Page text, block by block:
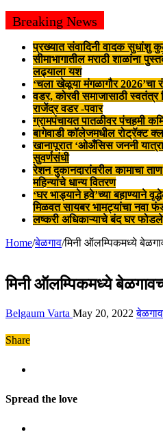
Breaking News
प्रख्यात संवादिनी वादक सुधांशु
सीमाभागातील मराठी शाळांना
लढ्याला यश
‘चला खेळूया मंगळागौर 2026’चा
वडर, कोरवी समाजासाठी स्वतंत्र
राजेंद्र वडर -पवार
ग्रामपंचायत पातळीवर पंचहमी
बागेवाडी कॉलेजमधील रोट्रॅक्ट
खानापूरात ‘ओअँसिस जननी
सुवर्णसंधी
रेशन दुकानदारांवरील कामाचा
महिन्यांचे धान्य वितरण
‘घर भाड्याने हवे’च्या बहाण्याने
मिळवत सायबर भामट्यांचा नवा
लष्करी अधिकाऱ्याचे बंद घर
Home/बेळगाव/मिनी ऑलम्पिकमध्ये
मिनी ऑलम्पिकमध्ये
Belgaum Varta May 20, 2022 बेळगाव
Share
Spread the love